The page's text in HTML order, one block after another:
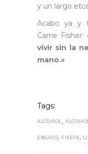
y un largo
Acabo ya y
Carrie Fisher:
vivir sin la
mano.»
Tags:
ALCOHOL,
ENSAYO, FIESTA,